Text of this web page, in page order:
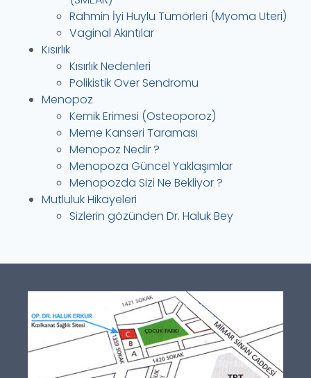
Rahmin İyi Huylu Tümörleri (Myoma Uteri)
Vaginal Akıntılar
Kısırlık
Kısırlık Nedenleri
Polikistik Over Sendromu
Menopoz
Kemik Erimesi (Osteoporoz)
Meme Kanseri Taraması
Menopoz Nedir ?
Menopoza Güncel Yaklaşımlar
Menopozda Sizi Ne Bekliyor ?
Mutluluk Hikayeleri
Sizlerin gözünden Dr. Haluk Bey